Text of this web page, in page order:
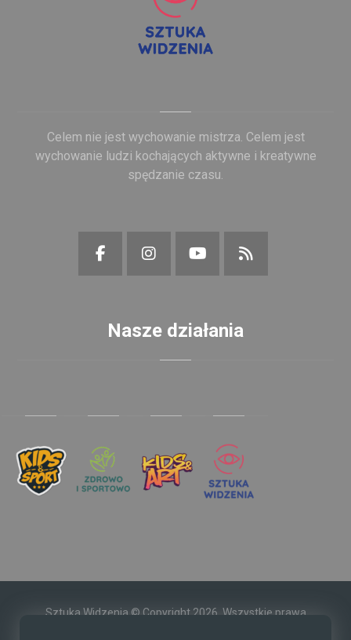
Celem nie jest wychowanie mistrza. Celem jest
wychowanie ludzi kochających aktywne i kreatywne
spędzanie czasu.
Nasze działania
Sztuka Widzenia © Copyright 2026. Wszystkie prawa